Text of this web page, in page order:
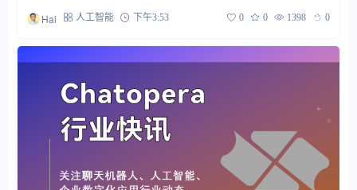
Hai 人工智能 下午3:53 0 0 1398 0